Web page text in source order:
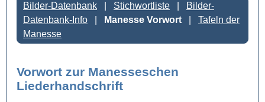
Bilder-Datenbank Stichwortliste
Bilder-
Datenbank-Info
Manesse Vorwort
Tafeln der
Manesse
Vorwort zur Manesseschen
Liederhandschrift